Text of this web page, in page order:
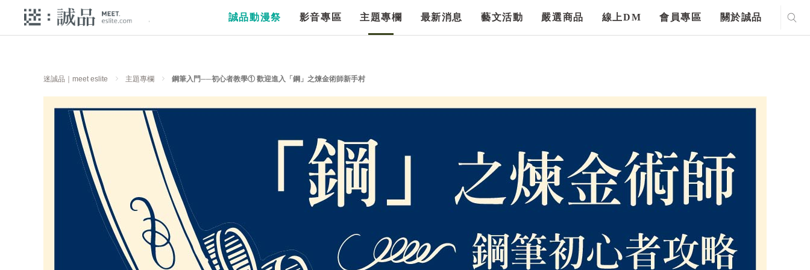
誠品動漫祭 影音專區 主題專欄 最新消息 藝文活動 嚴選商品 線上DM 會員專區 關於誠品
迷誠品｜meet eslite 主題專欄 鋼筆入門──初心者教學① 歡迎進入「鋼」之煉金術師新手村